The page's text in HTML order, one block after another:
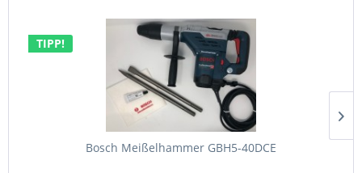
TIPP!
Bosch Meißelhammer GBH5-40DCE